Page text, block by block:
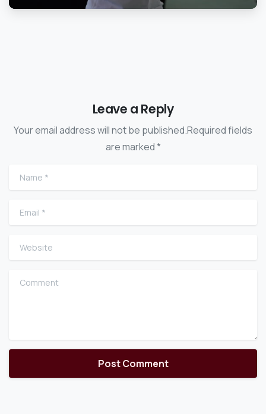
Leave a Reply
Your email address will not be published.Required fields
are marked *
Name
Email
Website
Comment